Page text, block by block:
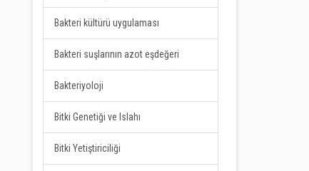
Bakteri kültürü uygulaması
Bakteri suşlarının azot eşdeğeri
Bakteriyoloji
Bitki Genetiği ve Islahı
Bitki Yetiştiriciliği